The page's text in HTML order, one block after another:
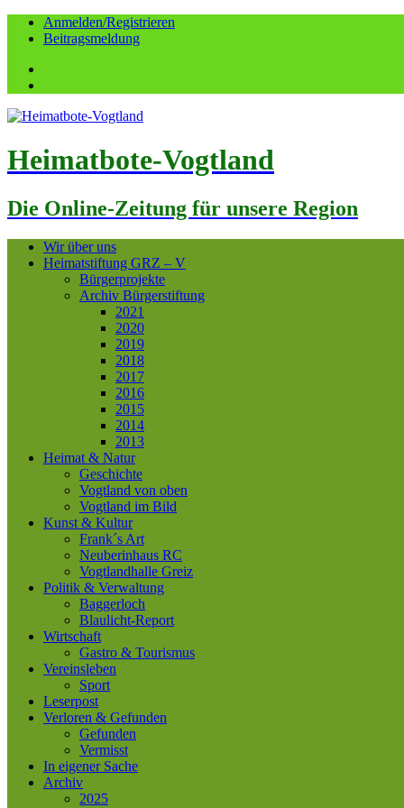
Anmelden/Registrieren
Beitragsmeldung
Heimatbote-Vogtland
Die Online-Zeitung für unsere Region
Wir über uns
Heimatstiftung GRZ – V
Bürgerprojekte
Archiv Bürgerstiftung
2021
2020
2019
2018
2017
2016
2015
2014
2013
Heimat & Natur
Geschichte
Vogtland von oben
Vogtland im Bild
Kunst & Kultur
Frank´s Art
Neuberinhaus RC
Vogtlandhalle Greiz
Politik & Verwaltung
Baggerloch
Blaulicht-Report
Wirtschaft
Gastro & Tourismus
Vereinsleben
Sport
Leserpost
Verloren & Gefunden
Gefunden
Vermisst
In eigener Sache
Archiv
2025